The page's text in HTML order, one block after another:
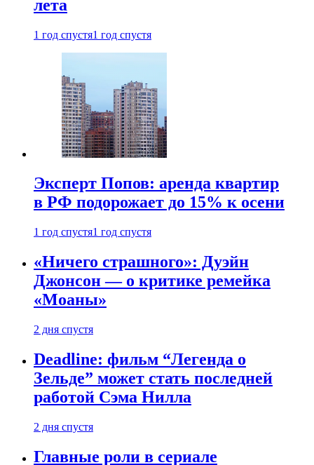
лета
1 год спустя1 год спустя
Эксперт Попов: аренда квартир
в РФ подорожает до 15% к осени
1 год спустя1 год спустя
«Ничего страшного»: Дуэйн
Джонсон — о критике ремейка
«Моаны»
2 дня спустя
Deadline: фильм “Легенда о
Зельде” может стать последней
работой Сэма Нилла
2 дня спустя
Главные роли в сериале